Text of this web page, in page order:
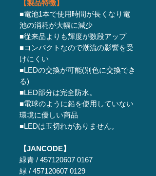
【製品特徴】
■電池1本で使用時間が長くなり電
池の消耗が大幅に減少
■従来品よりも輝度が数段アップ
■コンパクトなので潮流の影響を受
けにくい
■LEDの交換が可能(別色に交換でき
る)
■LED部分は完全防水。
■電球のように鉛を使用していない
環境に優しい商品
■LEDは玉切れがありません。
【JANCODE】
緑青 / 457120607 0167
緑 / 457120607 0129